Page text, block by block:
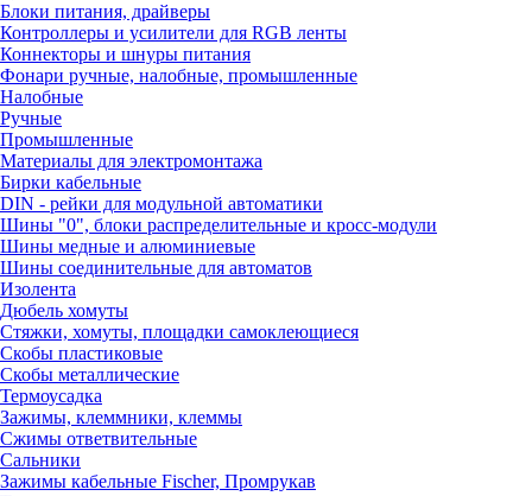
Блоки питания, драйверы
Контроллеры и усилители для RGB ленты
Коннекторы и шнуры питания
Фонари ручные, налобные, промышленные
Налобные
Ручные
Промышленные
Материалы для электромонтажа
Бирки кабельные
DIN - рейки для модульной автоматики
Шины "0", блоки распределительные и кросс-модули
Шины медные и алюминиевые
Шины соединительные для автоматов
Изолента
Дюбель хомуты
Стяжки, хомуты, площадки самоклеющиеся
Скобы пластиковые
Скобы металлические
Термоусадка
Зажимы, клеммники, клеммы
Сжимы ответвительные
Сальники
Зажимы кабельные Fischer, Промрукав